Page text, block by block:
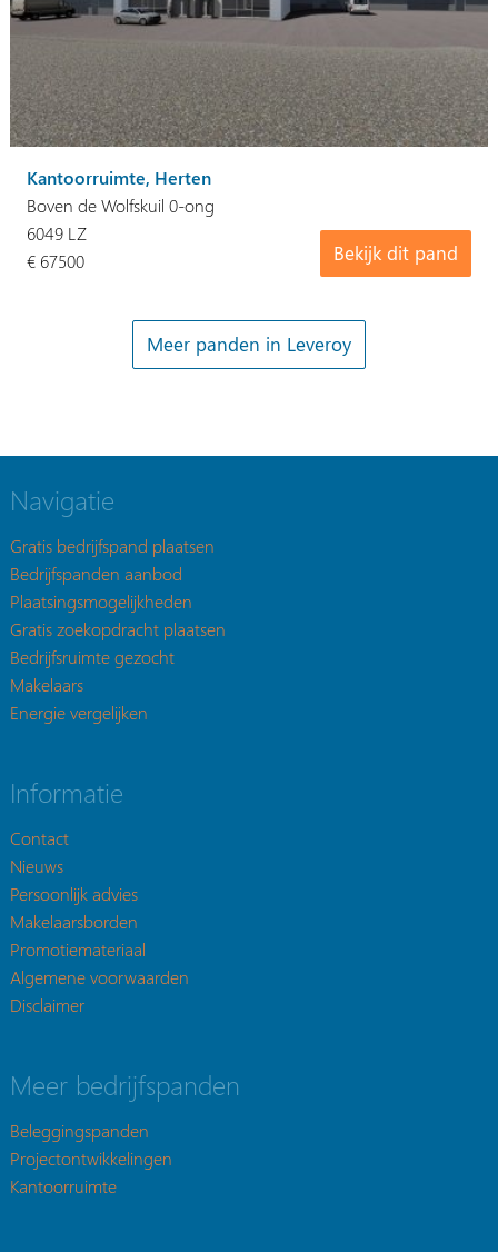
Kantoorruimte, Herten
Boven de Wolfskuil 0-ong
Bekijk dit pand
6049 LZ
€ 67500
Meer panden in Leveroy
Navigatie
Gratis bedrijfspand plaatsen
Bedrijfspanden aanbod
Plaatsingsmogelijkheden
Gratis zoekopdracht plaatsen
Bedrijfsruimte gezocht
Makelaars
Energie vergelijken
Informatie
Contact
Nieuws
Persoonlijk advies
Makelaarsborden
Promotiemateriaal
Algemene voorwaarden
Disclaimer
Meer bedrijfspanden
Beleggingspanden
Projectontwikkelingen
Kantoorruimte